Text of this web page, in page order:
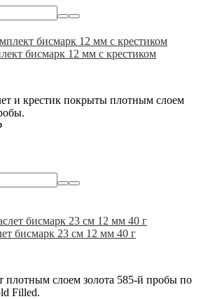
бисмарк 12 мм с крестиком
и крестик покрыты плотным слоем
бисмарк 23 см 12 мм 40 г
плотным слоем золота 585-й пробы по
Filled.